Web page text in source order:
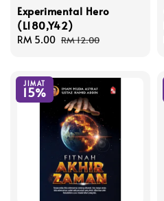
Experimental Hero
(L180,Y42)
Sale
RM 5.00 Regular
RM 12.00
JIMAT
15%